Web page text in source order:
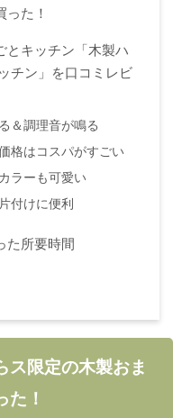
た！
とキッチン「木製ハ
チン」を口コミレビ
＆調理音が鳴る
格はコスパがすごい
ラーも可愛い
付けに便利
た所要時間
ス限定の木製おま
た！